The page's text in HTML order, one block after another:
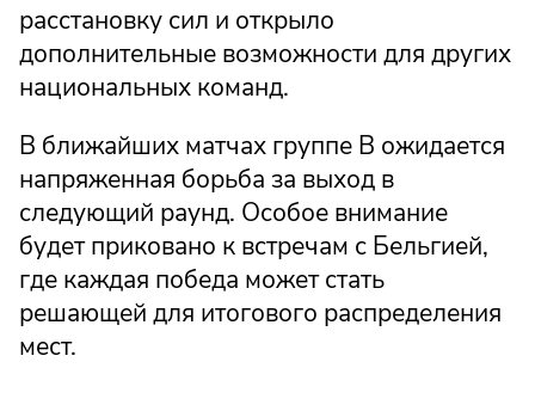
расстановку сил и открыло
дополнительные возможности для других
национальных команд.
В ближайших матчах группе B ожидается
напряженная борьба за выход в
следующий раунд. Особое внимание
будет приковано к встречам с Бельгией,
где каждая победа может стать
решающей для итогового распределения
мест.